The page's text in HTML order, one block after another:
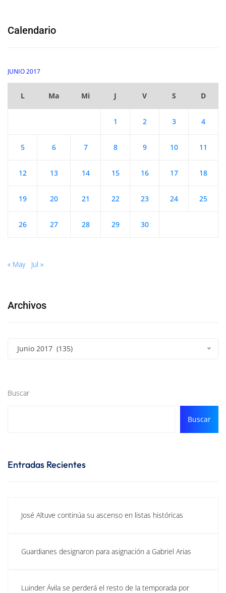
Calendario
JUNIO 2017
L Ma Mi J V S D
1 2 3 4
5 6 7 8 9 10 11
12 13 14 15 16 17 18
19 20 21 22 23 24 25
26 27 28 29 30
« May Jul »
Archivos
Junio 2017 (135)
Buscar
Buscar
Entradas Recientes
José Altuve continúa su ascenso en listas históricas
Guardianes designaron para asignación a Gabriel Arias
Luinder Ávila se perderá el resto de la temporada por